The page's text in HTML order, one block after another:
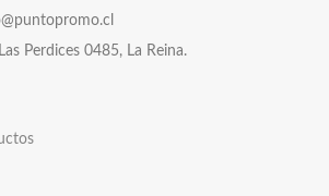
Perdices 0485, La Reina.